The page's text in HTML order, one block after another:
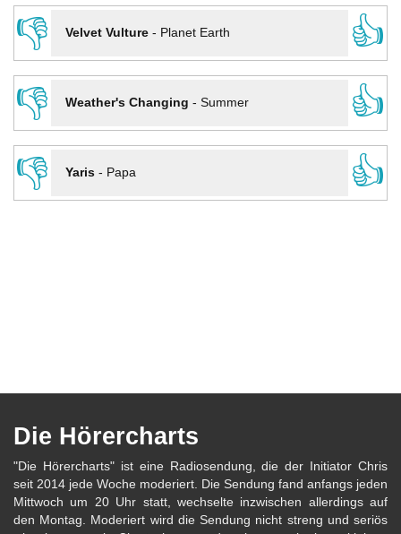
👎
Velvet Vulture- Planet Earth
👍
👎
Weather's Changing - Summer
👍
👎
Yaris- Papa 👍
Die Hörercharts
"Die Hörercharts" ist eine Radiosendung, die der Initiator Chris
seit 2014 jede Woche moderiert. Die Sendung fand anfangs jeden
Mittwoch um 20 Uhr statt, wechselte inzwischen allerdings auf
den Montag. Moderiert wird die Sendung nicht streng und seriös